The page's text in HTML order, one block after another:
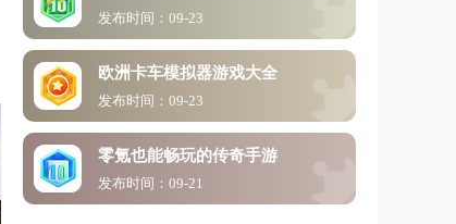
发布时间：09-23
欧洲卡车模拟器游戏大全
发布时间：09-23
零氪也能畅玩的传奇手游
发布时间：09-21